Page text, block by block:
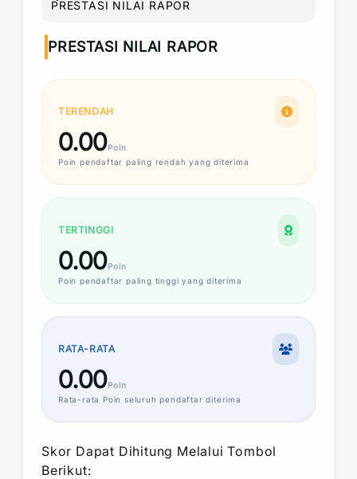
PRESTASI NILAI RAPOR
PRESTASI NILAI RAPOR
TERENDAH
0.00Poin
Poin pendaftar paling rendah yang diterima
TERTINGGI
0.00Poin
Poin pendaftar paling tinggi yang diterima
RATA-RATA
0.00Poin
Rata-rata Poin seluruh pendaftar diterima
Skor Dapat Dihitung Melalui Tombol
Berikut: